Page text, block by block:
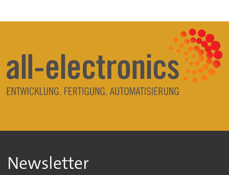
Newsletter